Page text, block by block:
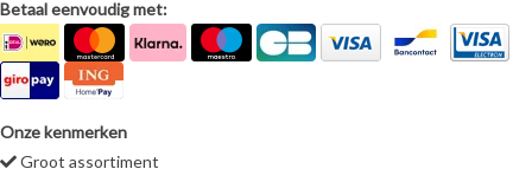
Betaal eenvoudig met:
Onze kenmerken
Groot assortiment